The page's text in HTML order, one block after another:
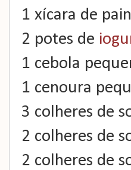
1 xícara de
2 potes de
1 cebola
1 cenoura
3 colheres de
2 colheres de
2 colheres de